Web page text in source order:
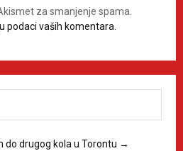
za smanjenje spama.
podaci vaših komentara.
do drugog kola u Torontu →